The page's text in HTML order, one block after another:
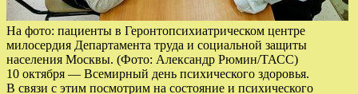
На фото: пациенты в Геронтопсихиатрическом центре
милосердия Департамента труда и социальной защиты
населения Москвы. (Фото: Александр Рюмин/ТАСС)
10 октября — Всемирный день психического здоровья.
В связи с этим посмотрим на состояние и психического